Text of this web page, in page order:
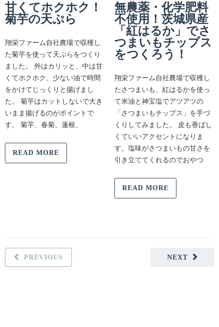
甘くてホクホク！
菊芋の天ぷら
翔栄ファーム自社農場で収穫し
た菊芋を使って天ぷらをつくり
ました。 外はカリッと、中は甘
くてホクホク、少ない油で時間
をかけてじっくりと揚げまし
た。 菊芋はカットしないで大き
いまま揚げるのがポイントで
す。 菊芋、春菊、蓮根、
READ MORE
無農薬・化学肥料
不使用！茨城県産
「紅はるか」でさ
つまいもチップス
をつくろう！
翔栄ファーム自社農場で収穫し
たさつまいも、紅はるかを使っ
て米油と神宝塩でアツアツの
「さつまいもチップス」を手づ
くりしてみました。 皮も香ばし
くていいアクセントになりま
す。塩味がさつまいもの甘さを
引き立ててくれるのでおやつ
READ MORE
NEXT
PREVIOUS